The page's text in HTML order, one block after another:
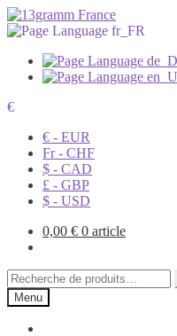
€
€ - EUR
Fr - CHF
$ - CAD
£ - GBP
$ - USD
0,00 € 0 article
Recherche
pour :
Menu